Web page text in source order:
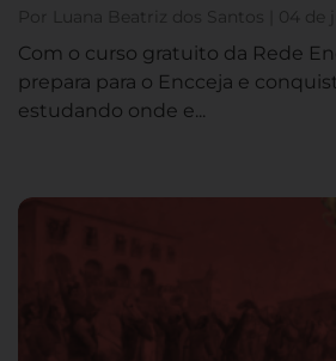
Por Luana Beatriz dos Santos | 04 de
Com o curso gratuito da Rede
prepara para o Encceja e
estudando onde e...